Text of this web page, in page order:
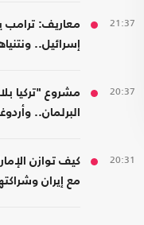
21:37
معاريف: ترامب
إسرائيل..
20:37
مشروع "تركيا
البرلمان..
20:31
كيف توازن
مع إيران